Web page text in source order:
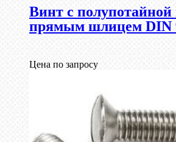
Винт с полупотайной
прямым шлицем DIN
Цена по запросу